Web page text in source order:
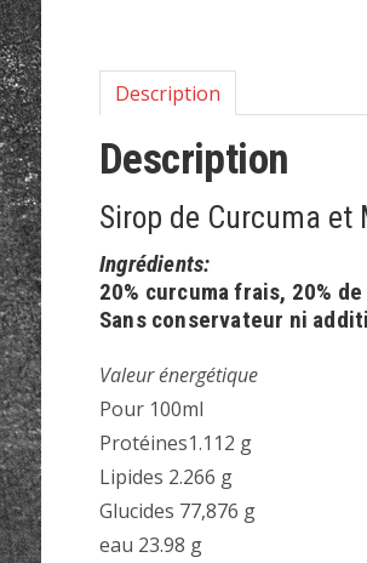
Description
Description
Sirop de Curcuma et
Ingrédients:
20% curcuma frais, 20%
Sans conservateur ni
Valeur énergétique
Pour 100ml
Protéines1.112 g
Lipides 2.266 g
Glucides 77,876 g
eau 23.98 g